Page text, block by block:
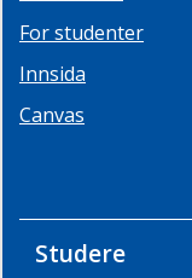
For studenter
Innsida
Canvas
Studere